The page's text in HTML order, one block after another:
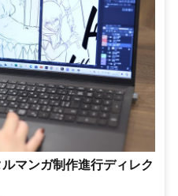
マンガ制作進行ディレク